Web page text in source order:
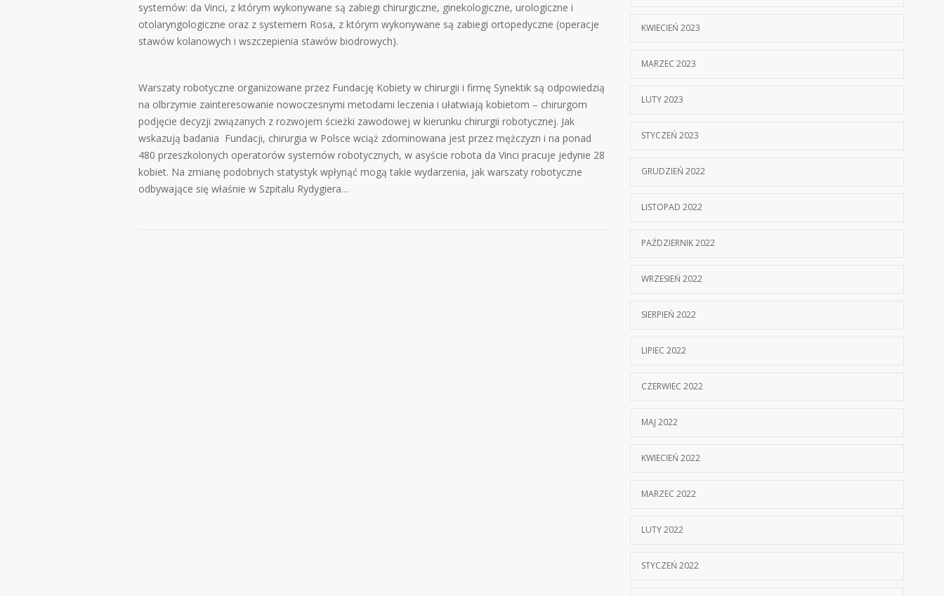
systemów: da Vinci, z którym wykonywane są zabiegi chirurgiczne, ginekologiczne, urologiczne i
otolaryngologiczne oraz z systemem Rosa, z którym wykonywane są zabiegi ortopedyczne (operacje
stawów kolanowych i wszczepienia stawów biodrowych).
Warszaty robotyczne organizowane przez Fundację Kobiety w chirurgii i firmę Synektik są odpowiedzią
na olbrzymie zainteresowanie nowoczesnymi metodami leczenia i ułatwiają kobietom – chirurgom
podjęcie decyzji związanych z rozwojem ścieżki zawodowej w kierunku chirurgii robotycznej. Jak
wskazują badania Fundacji, chirurgia w Polsce wciąż zdominowana jest przez mężczyzn i na ponad
480 przeszkolonych operatorów systemów robotycznych, w asyście robota da Vinci pracuje jedynie 28
kobiet. Na zmianę podobnych statystyk wpłynąć mogą takie wydarzenia, jak warszaty robotyczne
odbywające się właśnie w Szpitalu Rydygiera…
KWIECIEŃ 2023
MARZEC 2023
LUTY 2023
STYCZEŃ 2023
GRUDZIEŃ 2022
LISTOPAD 2022
PAŹDZIERNIK 2022
WRZESIEŃ 2022
SIERPIEŃ 2022
LIPIEC 2022
CZERWIEC 2022
MAJ 2022
KWIECIEŃ 2022
MARZEC 2022
LUTY 2022
STYCZEŃ 2022